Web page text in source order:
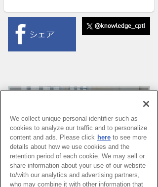
We collect unique personal identifier such as
cookies to analyze our traffic and to personalize
content and ads. Please click here to see more
details about how we use cookies and the
retention period of each cookie. We may sell or
share information about your use of our website
to/with our analytics and advertising partners,
who may combine it with other information that